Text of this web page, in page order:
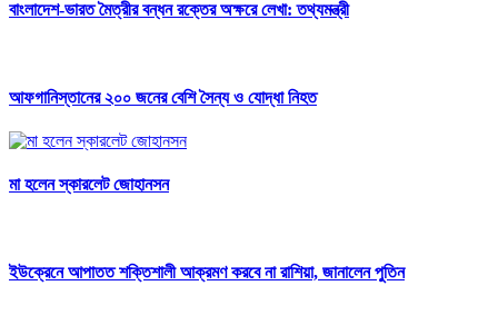
বাংলাদেশ-ভারত মৈত্রীর বন্ধন রক্তের অক্ষরে লেখা: তথ্যমন্ত্রী
আফগানিস্তানের ২০০ জনের বেশি সৈন্য ও যোদ্ধা নিহত
মা হলেন স্কারলেট জোহানসন
ইউক্রেনে আপাতত শক্তিশালী আক্রমণ করবে না রাশিয়া, জানালেন পুতিন